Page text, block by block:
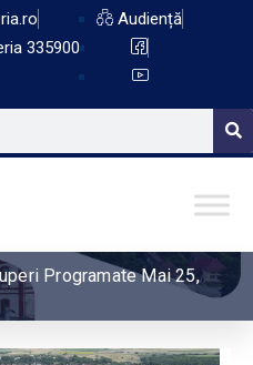
335900
Audiență
Programate Mai 25,